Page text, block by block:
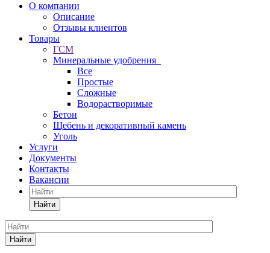
О компании
Описание
Отзывы клиентов
Товары
ГСМ
Минеральные удобрения
Все
Простые
Сложные
Водорастворимые
Бетон
Щебень и декоративный камень
Уголь
Услуги
Документы
Контакты
Вакансии
Найти
Найти